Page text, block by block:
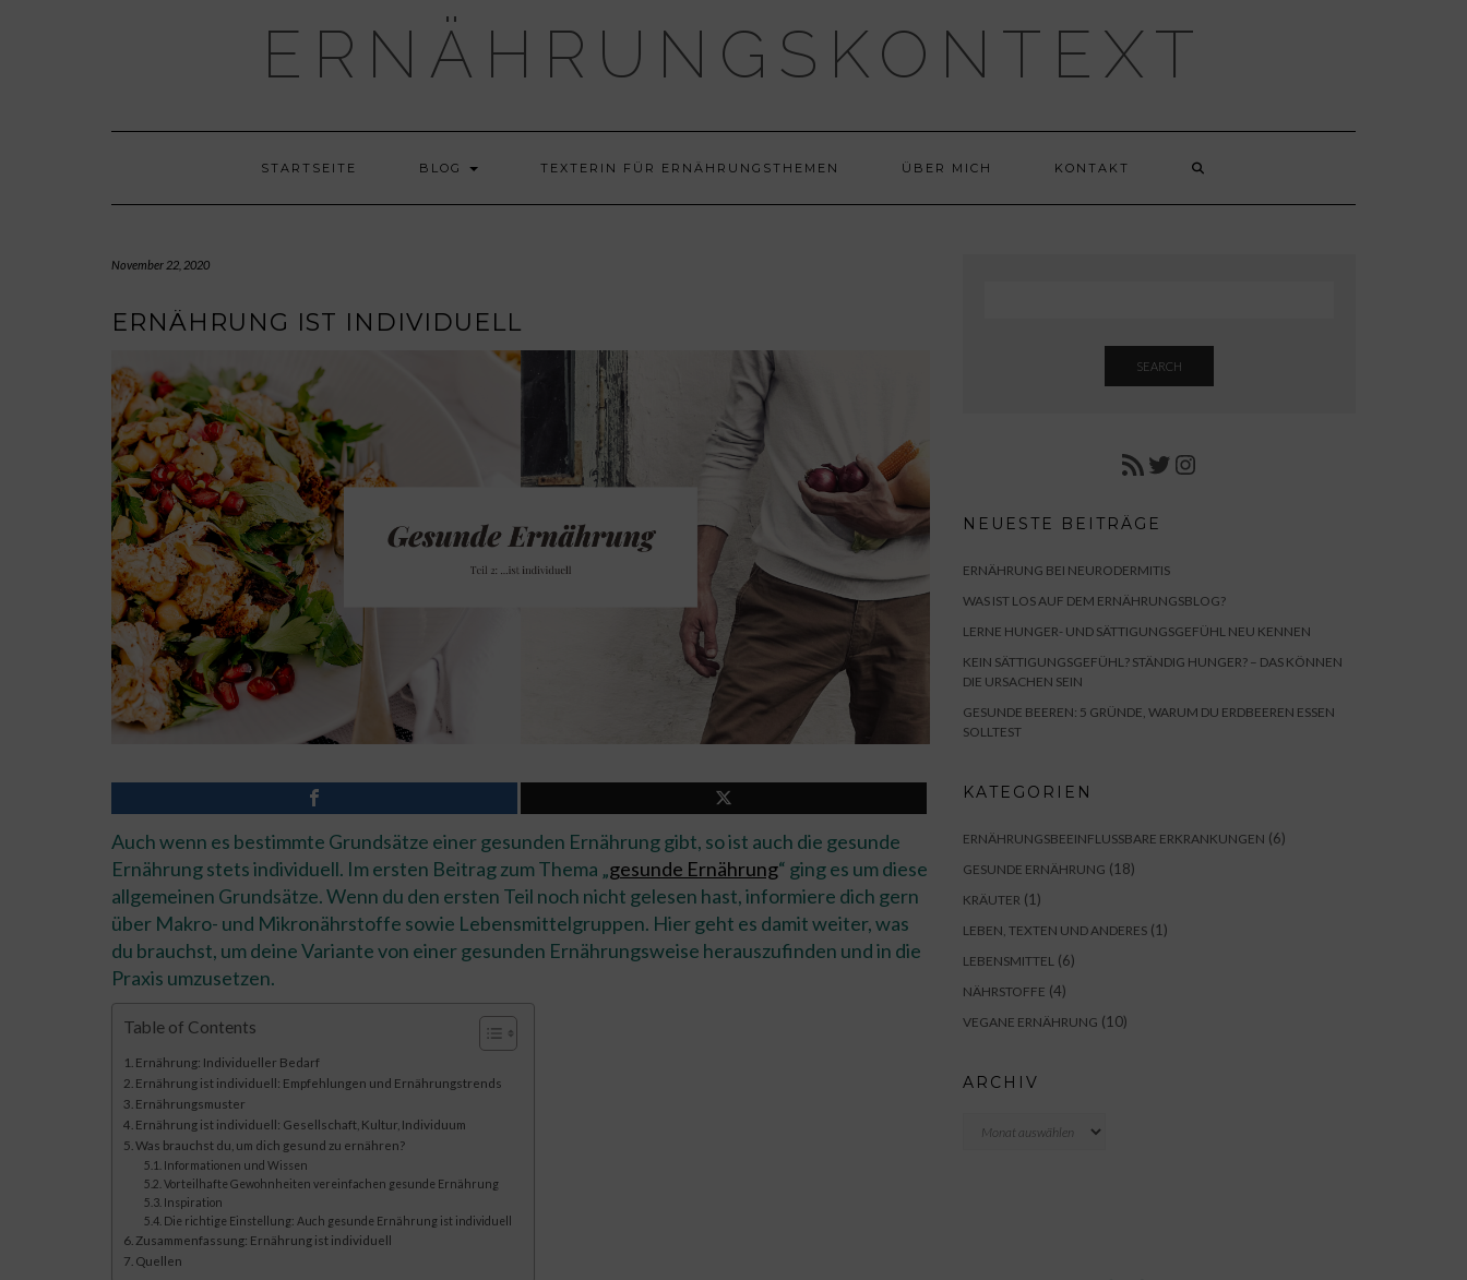
ERNÄHRUNGSKONTEXT
STARTSEITE BLOG TEXTERIN FÜR ERNÄHRUNGSTHEMEN ÜBER MICH KONTAKT
November 22, 2020
ERNÄHRUNG IST INDIVIDUELL
Auch wenn es bestimmte Grundsätze einer gesunden Ernährung gibt, so ist auch die gesunde
Ernährung stets individuell. Im ersten Beitrag zum Thema „gesunde Ernährung“ ging es um diese
allgemeinen Grundsätze. Wenn du den ersten Teil noch nicht gelesen hast, informiere dich gern
über Makro- und Mikronährstoffe sowie Lebensmittelgruppen. Hier geht es damit weiter, was
du brauchst, um deine Variante von einer gesunden Ernährungsweise herauszufinden und in die
Praxis umzusetzen.
Table of Contents
Ernährung: Individueller Bedarf
Ernährung ist individuell: Empfehlungen und Ernährungstrends
Ernährungsmuster
Ernährung ist individuell: Gesellschaft, Kultur, Individuum
Was brauchst du, um dich gesund zu ernähren?
Informationen und Wissen
Vorteilhafte Gewohnheiten vereinfachen gesunde Ernährung
Inspiration
Die richtige Einstellung: Auch gesunde Ernährung ist individuell
Zusammenfassung: Ernährung ist individuell
Quellen
SEARCH
RSS FEED
TWITTER
INSTAGRAM
NEUESTE BEITRÄGE
ERNÄHRUNG BEI NEURODERMITIS
WAS IST LOS AUF DEM ERNÄHRUNGSBLOG?
LERNE HUNGER- UND SÄTTIGUNGSGEFÜHL NEU KENNEN
KEIN SÄTTIGUNGSGEFÜHL? STÄNDIG HUNGER? – DAS KÖNNEN
DIE URSACHEN SEIN
GESUNDE BEEREN: 5 GRÜNDE, WARUM DU ERDBEEREN ESSEN
SOLLTEST
KATEGORIEN
ERNÄHRUNGSBEEINFLUSSBARE ERKRANKUNGEN (6)
GESUNDE ERNÄHRUNG (18)
KRÄUTER (1)
LEBEN, TEXTEN UND ANDERES (1)
LEBENSMITTEL (6)
NÄHRSTOFFE (4)
VEGANE ERNÄHRUNG (10)
ARCHIV